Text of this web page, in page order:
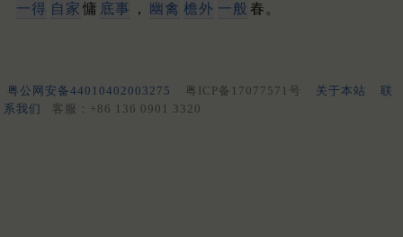
一得 自家 慵 底事 ， 幽禽 檐外 一般 春。
粤公网安备44010402003275 粤ICP备17077571号 关于本站
联
系我们
客服：+86 136 0901 3320